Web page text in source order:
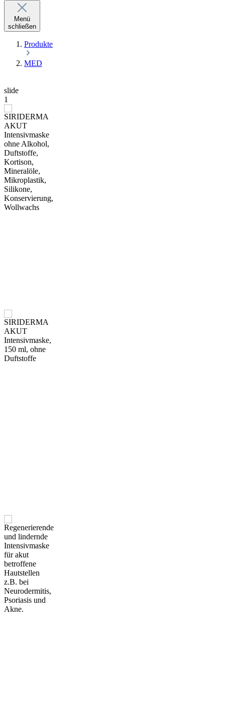
Menü
schließen
Produkte
MED
slide
1